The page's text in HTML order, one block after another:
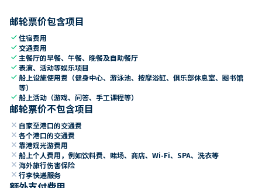
邮轮票价包含项目
check住宿费用
check 交通费用
check 主餐厅的早餐、午餐、晚餐及自助餐厅
check表演、活动等娱乐项目
check船上设施使用费（健身中心、游泳池、按摩浴缸、俱乐部休息室、图书馆
等）
check船上活动（游戏、问答、手工课程等）
邮轮票价不包含项目
close 自家至港口的交通费
close 各个港口的交通费
close 靠港观光游费用
close 船上个人费用，例如饮料费、赌场、商店、Wi-Fi、SPA、洗衣等
close 海外旅行伤害保险
close 行李快递服务